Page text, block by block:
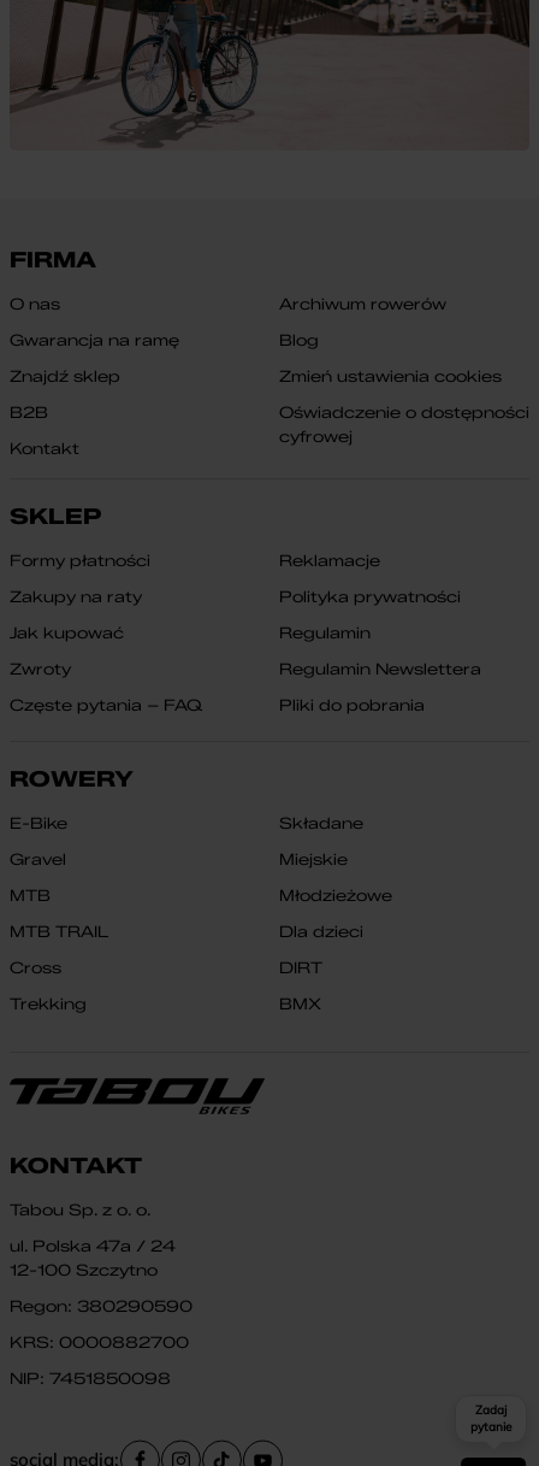
FIRMA
O nas
Gwarancja na ramę
Znajdź sklep
B2B
Kontakt
Archiwum rowerów
Blog
Zmień ustawienia cookies
Oświadczenie o dostępności
cyfrowej
SKLEP
Formy płatności
Zakupy na raty
Jak kupować
Zwroty
Częste pytania – FAQ
Reklamacje
Polityka prywatności
Regulamin
Regulamin Newslettera
Pliki do pobrania
ROWERY
E-Bike
Gravel
MTB
MTB TRAIL
Cross
Trekking
Składane
Miejskie
Młodzieżowe
Dla dzieci
DIRT
BMX
KONTAKT
Tabou Sp. z o. o.
ul. Polska 47a / 24
12-100 Szczytno
Regon: 380290590
KRS: 0000882700
NIP: 7451850098
social media:
Zadaj
pytanie